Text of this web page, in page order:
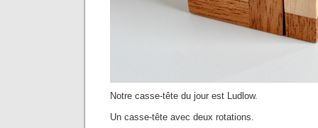
Notre casse-tête du jour est Ludlow.
Un casse-tête avec deux rotations.